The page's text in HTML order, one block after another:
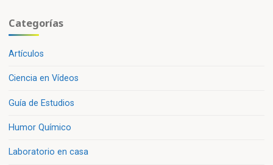
Categorías
Artículos
Ciencia en Vídeos
Guía de Estudios
Humor Químico
Laboratorio en casa